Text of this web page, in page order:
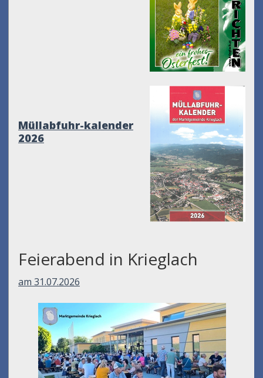
Müllabfuhr-kalender
2026
Feierabend in Krieglach
am 31.07.2026